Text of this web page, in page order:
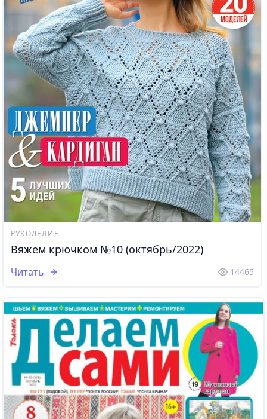
РУКОДЕЛИЕ
Вяжем крючком №10 (октябрь/2022)
Читать 14465